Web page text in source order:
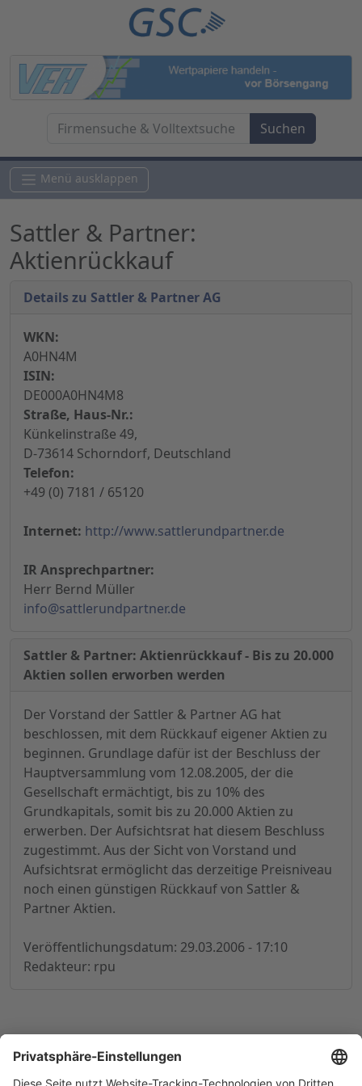
Menü ausklappen
Sattler & Partner:
Aktienrückkauf
Details zu Sattler & Partner AG
WKN:
A0HN4M
ISIN:
DE000A0HN4M8
Straße, Haus-Nr.:
Künkelinstraße 49,
D-73614 Schorndorf, Deutschland
Telefon:
+49 (0) 7181 / 65120
Internet: http://www.sattlerundpartner.de
IR Ansprechpartner:
Herr Bernd Müller
info@sattlerundpartner.de
Sattler & Partner: Aktienrückkauf - Bis zu 20.000
Aktien sollen erworben werden
Der Vorstand der Sattler & Partner AG hat
beschlossen, mit dem Rückkauf eigener Aktien zu
beginnen. Grundlage dafür ist der Beschluss der
Hauptversammlung vom 12.08.2005, der die
Gesellschaft ermächtigt, bis zu 10% des
Grundkapitals, somit bis zu 20.000 Aktien zu
erwerben. Der Aufsichtsrat hat diesem Beschluss
zugestimmt. Aus der Sicht von Vorstand und
Aufsichtsrat ermöglicht das derzeitige Preisniveau
noch einen günstigen Rückkauf von Sattler &
Partner Aktien.
Veröffentlichungsdatum: 29.03.2006 - 17:10
Redakteur: rpu
© 1998-2026by GSC Research GmbH